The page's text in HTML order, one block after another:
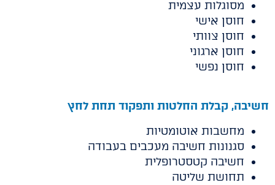
מסוגלות עצמית
חוסן אישי
חוסן צוותי
חוסן ארגוני
חוסן נפשי
חשיבה, קבלת החלטות ותפקוד תחת לחץ
מחשבות אוטומטיות
סגנונות חשיבה מעכבים בעבודה
חשיבה קטסטרופלית
תחושת שליטה